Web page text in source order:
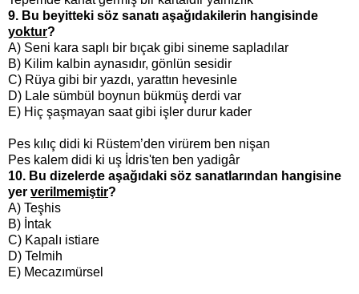
9. Bu beyitteki söz sanatı aşağıdakilerin hangisinde
yoktur?
A) Seni kara saplı bir bıçak gibi sineme sapladılar
B) Kilim kalbin aynasıdır, gönlün sesidir
C) Rüya gibi bir yazdı, yarattın hevesinle
D) Lale sümbül boynun bükmüş derdi var
E) Hiç şaşmayan saat gibi işler durur kader
Pes kılıç didi ki Rüstem’den virürem ben nişan
Pes kalem didi ki uş İdris'ten ben yadigâr
10. Bu dizelerde aşağıdaki söz sanatlarından hangisine
yer verilmemiştir?
A) Teşhis
B) İntak
C) Kapalı istiare
D) Telmih
E) Mecazımürsel